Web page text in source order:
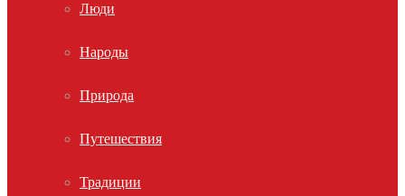
Люди
Народы
Природа
Путешествия
Традиции